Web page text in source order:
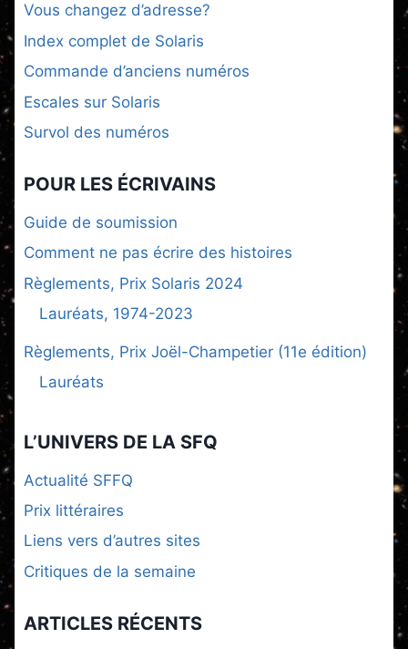
Vous changez d’adresse?
Index complet de Solaris
Commande d’anciens numéros
Escales sur Solaris
Survol des numéros
POUR LES ÉCRIVAINS
Guide de soumission
Comment ne pas écrire des histoires
Règlements, Prix Solaris 2024
Lauréats, 1974-2023
Règlements, Prix Joël-Champetier (11e édition)
Lauréats
L’UNIVERS DE LA SFQ
Actualité SFFQ
Prix littéraires
Liens vers d’autres sites
Critiques de la semaine
ARTICLES RÉCENTS